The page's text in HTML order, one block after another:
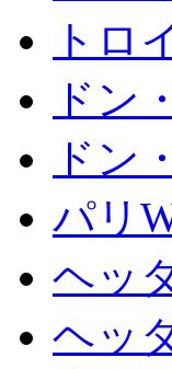
トロ
ドン
ドン
パリ
ヘッ
ヘッ